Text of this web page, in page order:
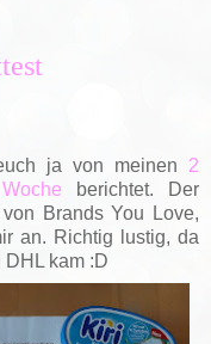
ja von meinen 2
berichtet. Der
Brands You Love,
an. Richtig lustig, da
kam :D